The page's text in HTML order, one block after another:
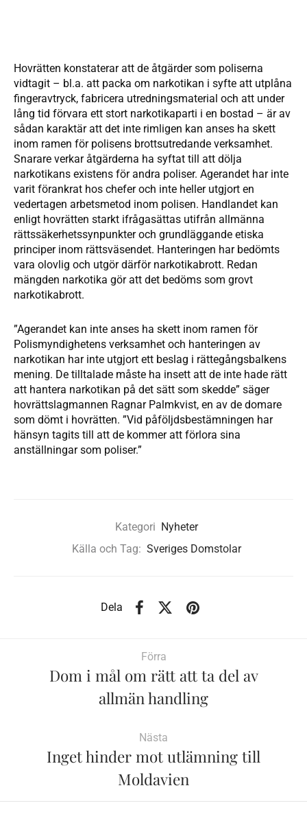
Hovrätten konstaterar att de åtgärder som poliserna
vidtagit – bl.a. att packa om narkotikan i syfte att utplåna
fingeravtryck, fabricera utredningsmaterial och att under
lång tid förvara ett stort narkotikaparti i en bostad – är av
sådan karaktär att det inte rimligen kan anses ha skett
inom ramen för polisens brottsutredande verksamhet.
Snarare verkar åtgärderna ha syftat till att dölja
narkotikans existens för andra poliser. Agerandet har inte
varit förankrat hos chefer och inte heller utgjort en
vedertagen arbetsmetod inom polisen. Handlandet kan
enligt hovrätten starkt ifrågasättas utifrån allmänna
rättssäkerhetssynpunkter och grundläggande etiska
principer inom rättsväsendet. Hanteringen har bedömts
vara olovlig och utgör därför narkotikabrott. Redan
mängden narkotika gör att det bedöms som grovt
narkotikabrott.
”Agerandet kan inte anses ha skett inom ramen för
Polismyndighetens verksamhet och hanteringen av
narkotikan har inte utgjort ett beslag i rättegångsbalkens
mening. De tilltalade måste ha insett att de inte hade rätt
att hantera narkotikan på det sätt som skedde” säger
hovrättslagmannen Ragnar Palmkvist, en av de domare
som dömt i hovrätten. ”Vid påföljdsbestämningen har
hänsyn tagits till att de kommer att förlora sina
anställningar som poliser.”
Kategori Nyheter
Källa och Tag: Sveriges Domstolar
Dela
Förra
Dom i mål om rätt att ta del av
allmän handling
Nästa
Inget hinder mot utlämning till
Moldavien